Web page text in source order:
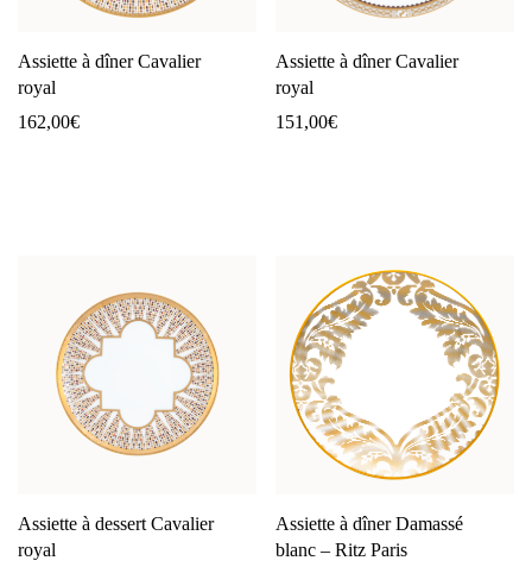
Assiette à dîner Cavalier
royal
162,00€
Assiette à dîner Cavalier
royal
151,00€
Assiette à dessert Cavalier
royal
Assiette à dîner Damassé
blanc – Ritz Paris